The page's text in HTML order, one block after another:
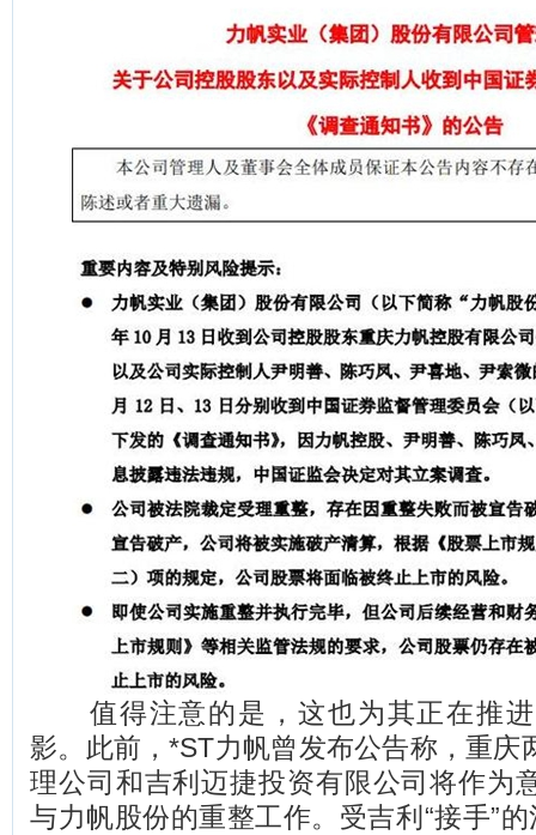
值得注意的是，这也为其正在推进
影。此前，*ST力帆曾发布公告称，重庆
理公司和吉利迈捷投资有限公司将作为
与力帆股份的重整工作。受吉利“接手”